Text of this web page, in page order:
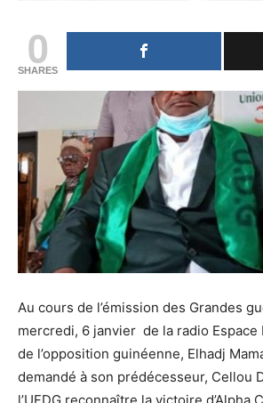
0
SHARES
Au cours de l’émission des Grandes
mercredi, 6 janvier de la radio Espace
de l’opposition guinéenne, Elhadj
demandé à son prédécesseur, Cellou